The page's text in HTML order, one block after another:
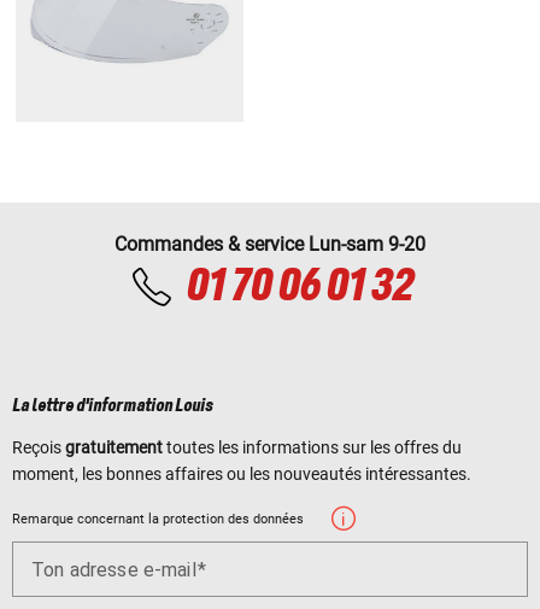
Commandes & service Lun-sam 9-20
01 70 06 01 32
La lettre d'information Louis
Reçoisgratuitementtoutes les informations sur les offres du
moment, les bonnes affaires ou les nouveautés intéressantes.
Remarque concernant la protection des données
Ton adresse e-mail